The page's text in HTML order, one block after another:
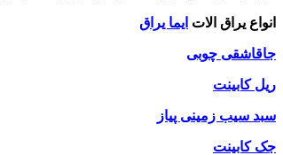
انواع یراق الات ایما یراق
جاقاشقی چوبی
ریل کابینت
سبد سیب زمینی پیاز
جک کابینت